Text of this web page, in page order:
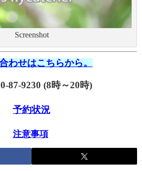
Screenshot
わせはこちらから。
87-9230 (8時～20時)
予約状況
注意事項